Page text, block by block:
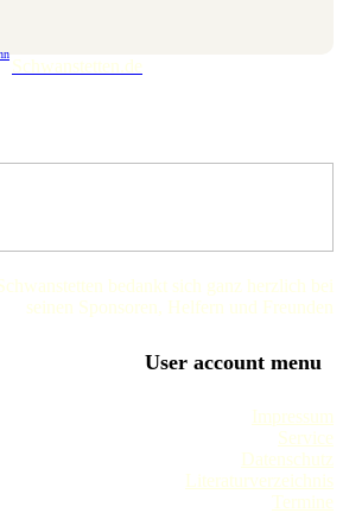
Schwanstetten.de
bedankt sich ganz herzlich bei
seinen Sponsoren, Helfern und Freunden
User account menu
Impressum
Service
Datenschutz
Literaturverzeichnis
Termine